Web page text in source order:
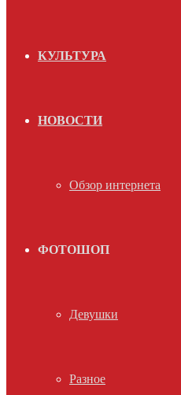
КУЛЬТУРА
НОВОСТИ
Обзор интернета
ФОТОШОП
Девушки
Разное